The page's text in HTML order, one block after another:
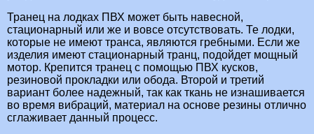
Транец на лодках ПВХ может быть навесной,
стационарный или же и вовсе отсутствовать. Те лодки,
которые не имеют транса, являются гребными. Если же
изделия имеют стационарный транц, подойдет мощный
мотор. Крепится транец с помощью ПВХ кусков,
резиновой прокладки или обода. Второй и третий
вариант более надежный, так как ткань не изнашивается
во время вибраций, материал на основе резины отлично
сглаживает данный процесс.